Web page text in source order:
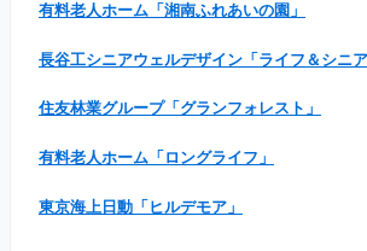
有料老人ホーム「湘南ふれあいの園」
長谷工シニアウェルデザイン「ライフ＆シニア
住友林業グループ「グランフォレスト」
有料老人ホーム「ロングライフ」
東京海上日動「ヒルデモア」